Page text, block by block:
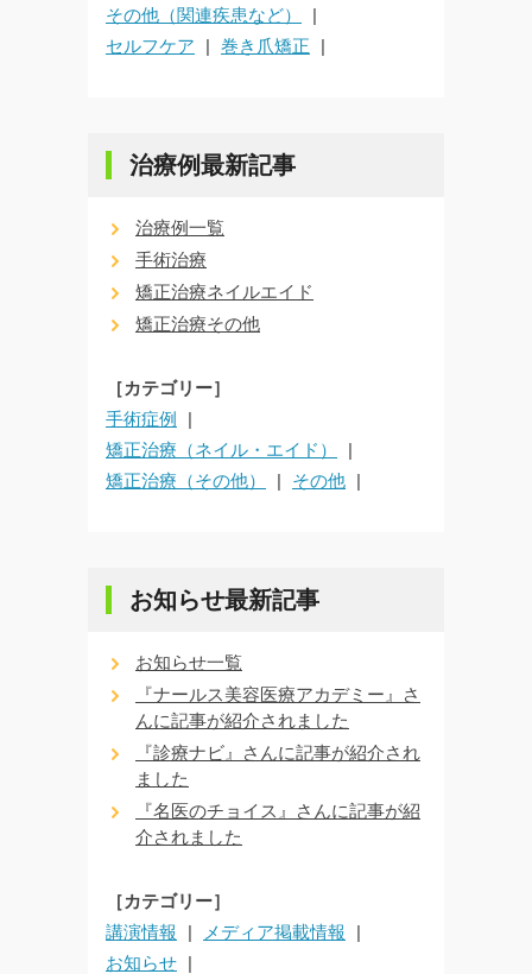
その他（関連疾患など）
セルフケア
巻き爪矯正
治療例最新記事
治療例一覧
手術治療
矯正治療ネイルエイド
矯正治療その他
［カテゴリー］
手術症例
矯正治療（ネイル・エイド）
矯正治療（その他）
その他
お知らせ最新記事
お知らせ一覧
『ナールス美容医療アカデミー』さ
んに記事が紹介されました
『診療ナビ』さんに記事が紹介され
ました
『名医のチョイス』さんに記事が紹
介されました
［カテゴリー］
講演情報
メディア掲載情報
お知らせ